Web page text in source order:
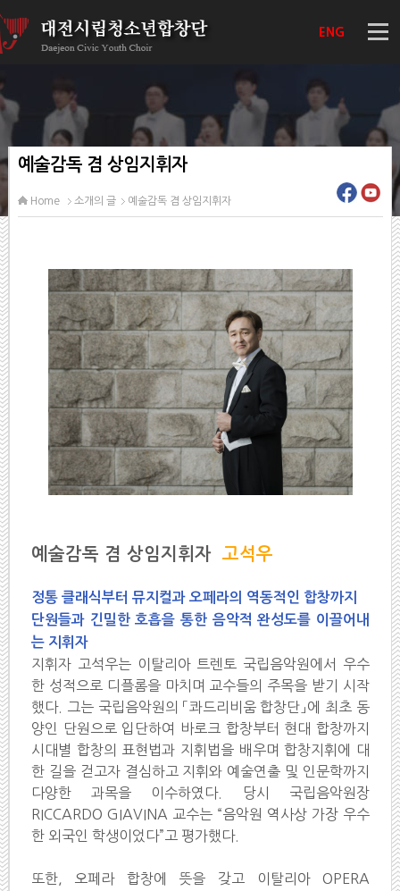
ENG
예술감독 겸 상임지휘자
Home 소개의 글 예술감독 겸 상임지휘자
예술감독 겸 상임지휘자 고석우
정통 클래식부터 뮤지컬과 오페라의 역동적인 합창까지
단원들과 긴밀한 호흡을 통한 음악적 완성도를 이끌어내
는 지휘자
지휘자 고석우는 이탈리아 트렌토 국립음악원에서 우수
한 성적으로 디플롬을 마치며 교수들의 주목을 받기 시작
했다. 그는 국립음악원의 「콰드리비움 합창단」에 최초 동
양인 단원으로 입단하여 바로크 합창부터 현대 합창까지
시대별 합창의 표현법과 지휘법을 배우며 합창지휘에 대
한 길을 걷고자 결심하고 지휘와 예술연출 및 인문학까지
다양한 과목을 이수하였다. 당시 국립음악원장
RICCARDO GIAVINA 교수는 “음악원 역사상 가장 우수
한 외국인 학생이었다”고 평가했다.
또한, 오페라 합창에 뜻을 갖고 이탈리아 OPERA